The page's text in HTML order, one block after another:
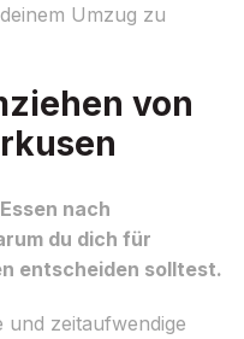
Umzug zu
von
nach
du dich für
entscheiden solltest.
und zeitaufwendige